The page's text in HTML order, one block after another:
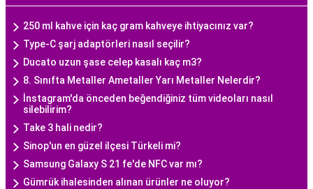
250 ml kahve için kaç gram kahveye ihtiyacınız var?
Type-C şarj adaptörleri nasıl seçilir?
Ducato uzun şase celep kasalı kaç m3?
8. Sınıfta Metaller Ametaller Yarı Metaller Nelerdir?
İnstagram'da önceden beğendiğiniz tüm videoları nasıl
silebilirim?
Take 3 hali nedir?
Sinop'un en güzel ilçesi Türkeli mi?
Samsung Galaxy S 21 fe'de NFC var mı?
Gümrük ihalesinden alınan ürünler ne oluyor?